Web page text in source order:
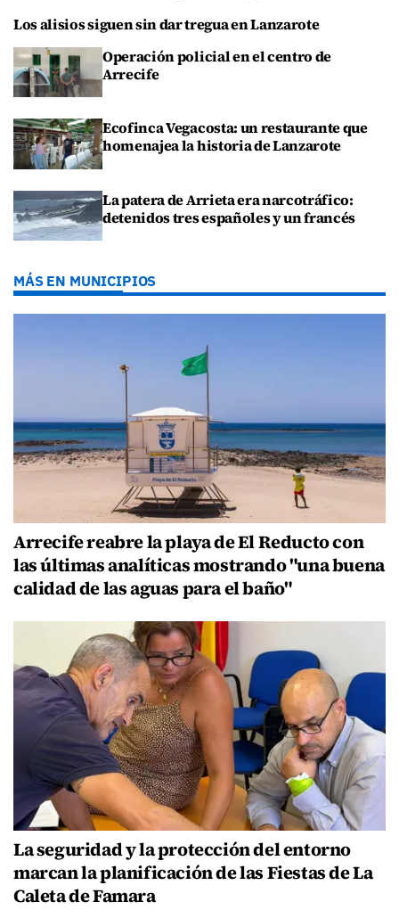
Los alisios siguen sin dar tregua en Lanzarote
Operación policial en el centro de
Arrecife
Ecofinca Vegacosta: un restaurante que
homenajea la historia de Lanzarote
La patera de Arrieta era narcotráfico:
detenidos tres españoles y un francés
MÁS EN MUNICIPIOS
Arrecife reabre la playa de El Reducto con
las últimas analíticas mostrando "una buena
calidad de las aguas para el baño"
La seguridad y la protección del entorno
marcan la planificación de las Fiestas de La
Caleta de Famara